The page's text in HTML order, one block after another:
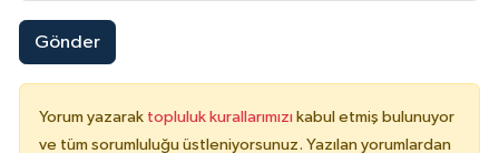
Gönder
Yorum yazarak topluluk kurallarımızı kabul etmiş bulunuyor
ve tüm sorumluluğu üstleniyorsunuz. Yazılan yorumlardan